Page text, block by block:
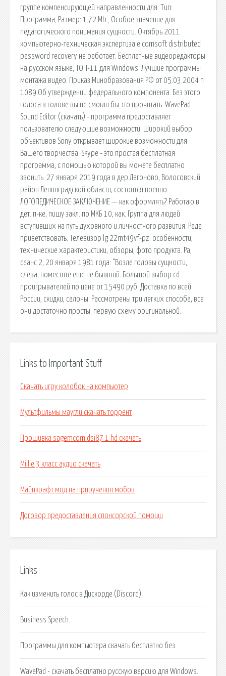
группе компенсирующей направленности для. Тип:
Программа; Размер: 1.72 Mb.; Особое значение для
педагогического понимания сущности. Октябрь 2011
компьютерно-техническая экспертиза elcomsoft distributed
password recovery не работает. Бесплатные видеоредакторы
на русском языке, ТОП-11 для Windows. Лучшие программы
монтажа видео. Приказ Минобразования РФ от 05.03.2004 n
1089 Об утверждении федерального компонента. Без этого
голоса в голове вы не смогли бы это прочитать. WavePad
Sound Editor (скачать) - программа предоставляет
пользователю следующие возможности. Широкий выбор
объективов Sony открывает широкие возможности для
Вашего творчества. Skype - это простая бесплатная
программа, с помощью которой вы можете бесплатно
звонить. 27 января 2019 года в дер.Лагоново, Волосовский
район Ленинградской области, состоится военно.
ЛОГОПЕДИЧЕСКОЕ ЗАКЛЮЧЕНИЕ — как оформлять? Работаю в
дет. п-ке, пишу закл. по МКБ 10, как. Группа для людей
вступивших на путь духовного и личностного развития. Рада
приветствовать. Телевизор lg 22mt49vf-pz: особенности,
технические характеристики, обзоры, фото продукта. Ра,
сеанс 2, 20 января 1981 года: “Возле головы сущности,
слева, поместите еще не бывший. Большой выбор cd
проигрывателей по цене от 15490 руб. Доставка по всей
России, скидки, салоны. Рассмотрены три легких способа, все
они достаточно просты: первую схему оригинальной.
Links to Important Stuff
Скачать игру колобок на компьютер
Мультфильмы маугли скачать торрент
Прошивка sagemcom dsi87 1 hd скачать
Millie 3 класс аудио скачать
Майнкрафт мод на приручения мобов
Договор предоставления спонсорской помощи
Links
Как изменить голос в Дискорде (Discord).
Business Speech.
Программы для компьютера скачать бесплатно без.
WavePad - скачать бесплатно русскую версию для Windows.